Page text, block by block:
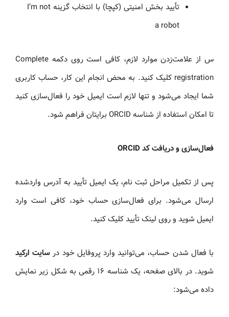
تأیید بخش امنیتی (کپچا) با انتخاب گزینه I’m not
a robot
س از علامت‌زدن موارد لازم، کافی است روی دکمه Complete
registration کلیک کنید. به محض انجام این کار، حساب کاربری
شما ایجاد می‌شود و تنها لازم است ایمیل خود را فعال‌سازی کنید
تا امکان استفاده از شناسه ORCID برایتان فراهم شود.
فعال‌سازی و دریافت کد ORCID
پس از تکمیل مراحل ثبت نام، یک ایمیل تأیید به آدرس واردشده
ارسال می‌شود. برای فعال‌سازی حساب خود، کافی است وارد
ایمیل شوید و روی لینک تأیید کلیک کنید.
با فعال شدن حساب، می‌توانید وارد پروفایل خود در سایت ارکید
شوید. در بالای صفحه، یک شناسه ۱۶ رقمی به شکل زیر نمایش
داده می‌شود: